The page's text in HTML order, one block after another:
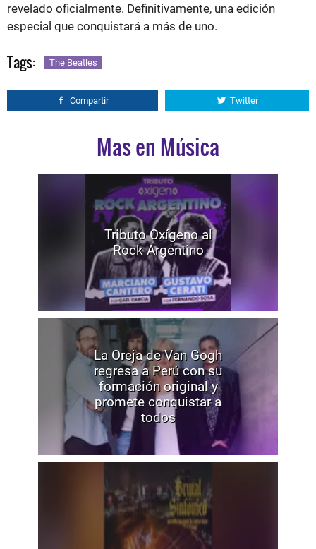
revelado oficialmente. Definitivamente, una edición
especial que conquistará a más de uno.
Tags: The Beatles
Compartir Twitter
Mas en Música
Tributo Oxígeno al
Rock Argentino
La Oreja de Van Gogh
regresa a Perú con su
formación original y
promete conquistar a
todos